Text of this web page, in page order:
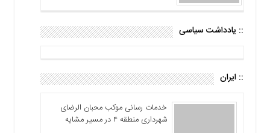
:: یادداشت سیاسی
:: ایران
خدمات رسانی موکب محبان الرضای
شهرداری منطقه ۴ در مسیر مشایه